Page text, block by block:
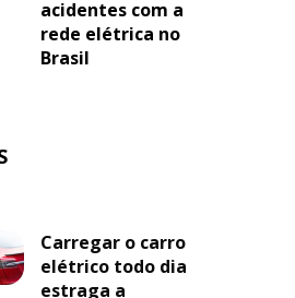
acidentes com a
rede elétrica no
Brasil
Carregar o carro
elétrico todo dia
estraga a